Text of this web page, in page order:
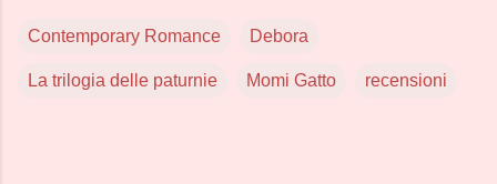
Contemporary Romance Debora
La trilogia delle paturnie Momi Gatto recensioni